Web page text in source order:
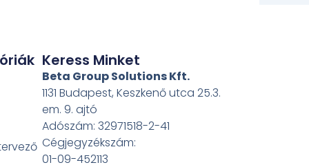
Keress Minket
Beta Group Solutions Kft.
1131 Budapest, Keszkenő utca 25.3.
em. 9. ajtó
Adószám: 32971518-2-41
Cégjegyzékszám:
01-09-452113